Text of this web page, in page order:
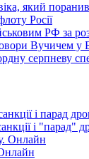
який
Росії
РФ за
Вучичем у
серпневу
і "парад"